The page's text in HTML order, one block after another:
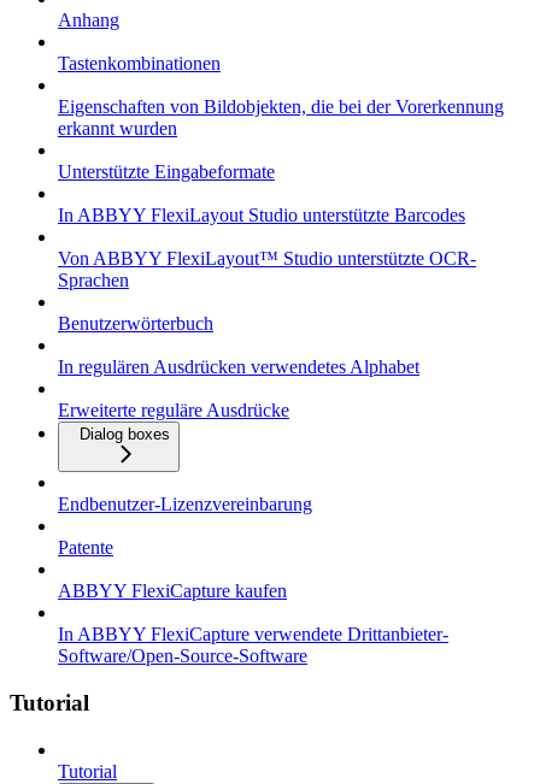
Anhang
Tastenkombinationen
Eigenschaften von Bildobjekten, die bei der Vorerkennung
erkannt wurden
Unterstützte Eingabeformate
In ABBYY FlexiLayout Studio unterstützte Barcodes
Von ABBYY FlexiLayout™ Studio unterstützte OCR-
Sprachen
Benutzerwörterbuch
In regulären Ausdrücken verwendetes Alphabet
Erweiterte reguläre Ausdrücke
Dialog boxes
Endbenutzer-Lizenzvereinbarung
Patente
ABBYY FlexiCapture kaufen
In ABBYY FlexiCapture verwendete Drittanbieter-
Software/Open-Source-Software
Tutorial
Tutorial